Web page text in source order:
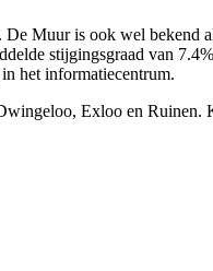
Muur is ook wel bekend
stijgingsgraad van
het informatiecentrum.
Exloo en Ruinen.